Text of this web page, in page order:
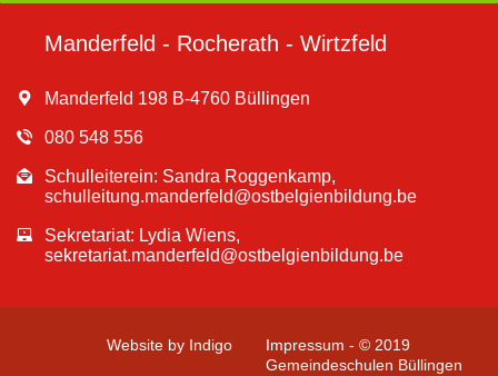
Manderfeld - Rocherath - Wirtzfeld
Manderfeld 198 B-4760 Büllingen
080 548 556
Schulleiterein: Sandra Roggenkamp,
schulleitung.manderfeld@ostbelgienbildung.be
Sekretariat: Lydia Wiens,
sekretariat.manderfeld@ostbelgienbildung.be
Website by Indigo
Impressum - © 2019
Gemeindeschulen Büllingen